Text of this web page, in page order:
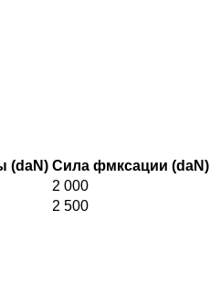
(daN) Сила фмксации (daN)
2 000
2 500